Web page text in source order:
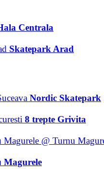
Centrala
Skatepark Arad
Nordic Skatepark
8 trepte Grivita
Magurele